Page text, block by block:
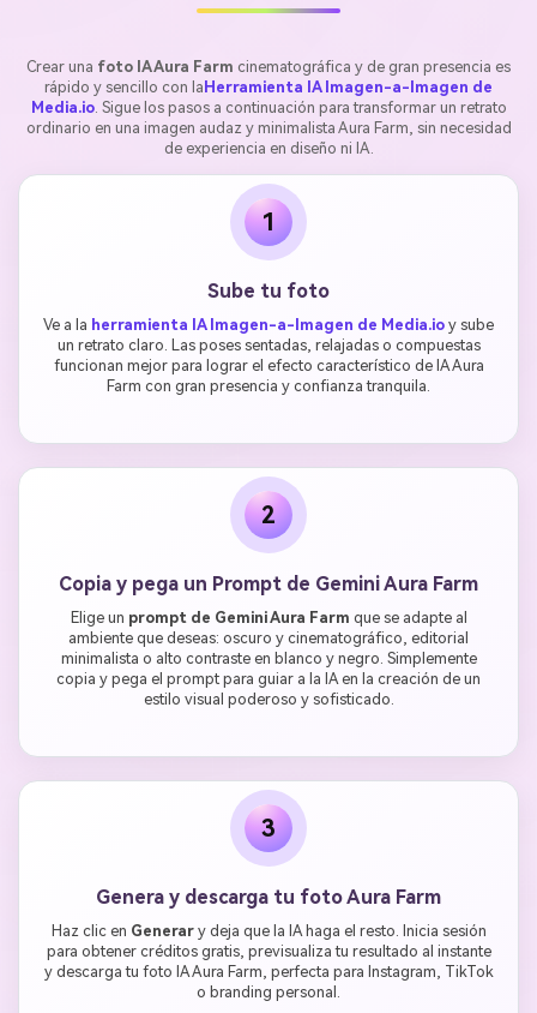
Crear una foto IA Aura Farm cinematográfica y de gran presencia es
rápido y sencillo con la Herramienta IA Imagen-a-Imagen de
Media.io. Sigue los pasos a continuación para transformar un retrato
ordinario en una imagen audaz y minimalista Aura Farm, sin necesidad
de experiencia en diseño ni IA.
1
Sube tu foto
Ve a la herramienta IA Imagen-a-Imagen de Media.io y sube
un retrato claro. Las poses sentadas, relajadas o compuestas
funcionan mejor para lograr el efecto característico de IA Aura
Farm con gran presencia y confianza tranquila.
2
Copia y pega un Prompt de Gemini Aura Farm
Elige un prompt de Gemini Aura Farm que se adapte al
ambiente que deseas: oscuro y cinematográfico, editorial
minimalista o alto contraste en blanco y negro. Simplemente
copia y pega el prompt para guiar a la IA en la creación de un
estilo visual poderoso y sofisticado.
3
Genera y descarga tu foto Aura Farm
Haz clic en Generary deja que la IA haga el resto. Inicia sesión
para obtener créditos gratis, previsualiza tu resultado al instante
y descarga tu foto IA Aura Farm, perfecta para Instagram, TikTok
o branding personal.